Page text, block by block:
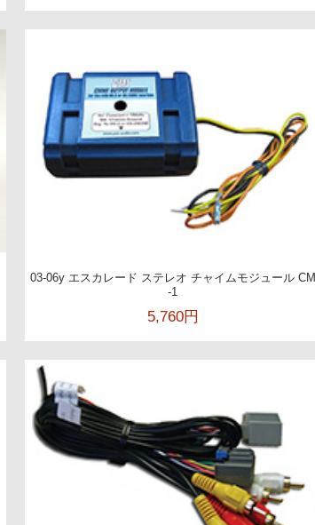
03-06y エスカレード ステレオ チャイムモジュール CM
-1
5,760円